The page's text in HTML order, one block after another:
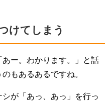
けてしまう
あー。わかります。」と話
もあるあるですね。
が「あっ、あっ」を行っ